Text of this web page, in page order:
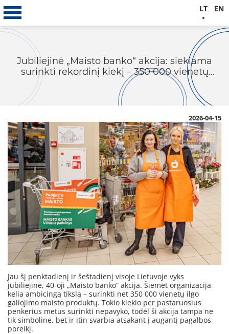
Jubiliejinė „Maisto banko“ akcija: siekiama
surinkti rekordinį kiekį – 350 000 vienetų
maisto
2026-04-15
Jau šį penktadienį ir šeštadienį visoje Lietuvoje vyks
jubiliejinė, 40-oji „Maisto banko“ akcija. Šiemet organizacija
kelia ambicingą tikslą – surinkti net 350 000 vienetų ilgo
galiojimo maisto produktų. Tokio kiekio per pastaruosius
penkerius metus surinkti nepavyko, todėl ši akcija tampa ne
tik simboline, bet ir itin svarbia atsakant į augantį pagalbos
poreikį.
LT EN